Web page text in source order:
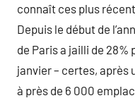
connaît ces plus
Depuis le début de
de Paris a jailli de
janvier – certes, après
à près de 6 000